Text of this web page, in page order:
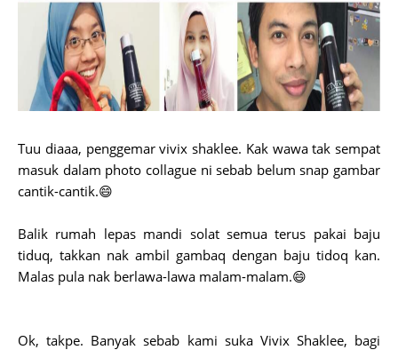
Tuu diaaa, penggemar vivix shaklee. Kak wawa tak sempat
masuk dalam photo collague ni sebab belum snap gambar
cantik-cantik.😄
Balik rumah lepas mandi solat semua terus pakai baju
tiduq, takkan nak ambil gambaq dengan baju tidoq kan.
Malas pula nak berlawa-lawa malam-malam.😄
Ok, takpe. Banyak sebab kami suka Vivix Shaklee, bagi